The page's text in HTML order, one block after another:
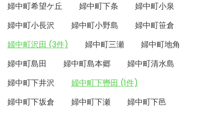
婦中町希望ケ丘
婦中町下条
婦中町小泉
婦中町小長沢
婦中町小野島
婦中町笹倉
婦中町沢田 (3件)
婦中町三瀬
婦中町地角
婦中町島田
婦中町島本郷
婦中町清水島
婦中町下井沢
婦中町下轡田 (1件)
婦中町下坂倉
婦中町下瀬
婦中町下邑